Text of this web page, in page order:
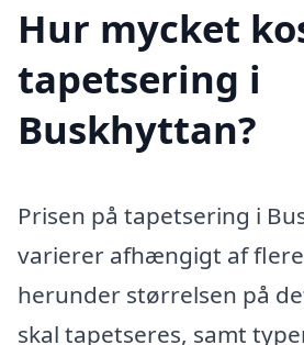
Hur mycket
tapetsering i
Buskhyttan?
Prisen på tapetsering i
varierer afhængigt af
herunder størrelsen på
skal tapetseres, samt